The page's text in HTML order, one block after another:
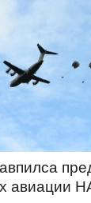
авиации